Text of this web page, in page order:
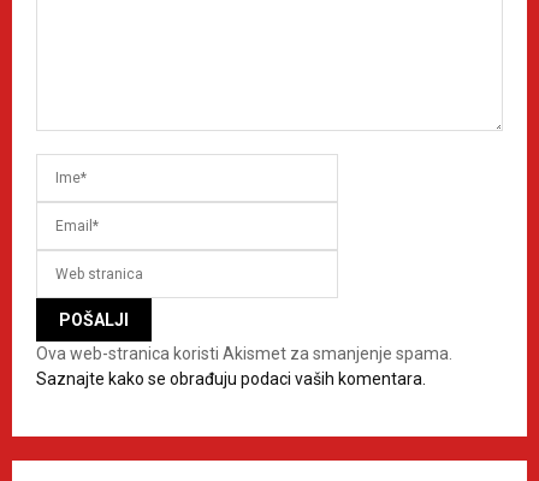
Ova web-stranica koristi Akismet za smanjenje spama.
Saznajte kako se obrađuju podaci vaših komentara.